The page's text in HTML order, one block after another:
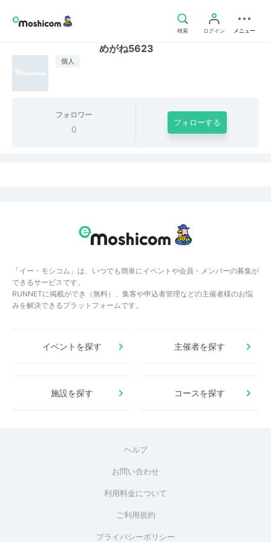
検索 ログイン メニュー
個人
めがね5623
フォロワー
0
フォローする
「イー・モシコム」は、いつでも簡単にイベントや会員・メンバーの募集が
できるサービスです。
RUNNETに掲載ができ（無料）、集客や申込者管理などの主催者様のお悩
みを解決できるプラットフォームです。
イベントを探す 主催者を探す
施設を探す コースを探す
ヘルプ
お問い合わせ
利用料金について
ご利用規約
プライバシーポリシー